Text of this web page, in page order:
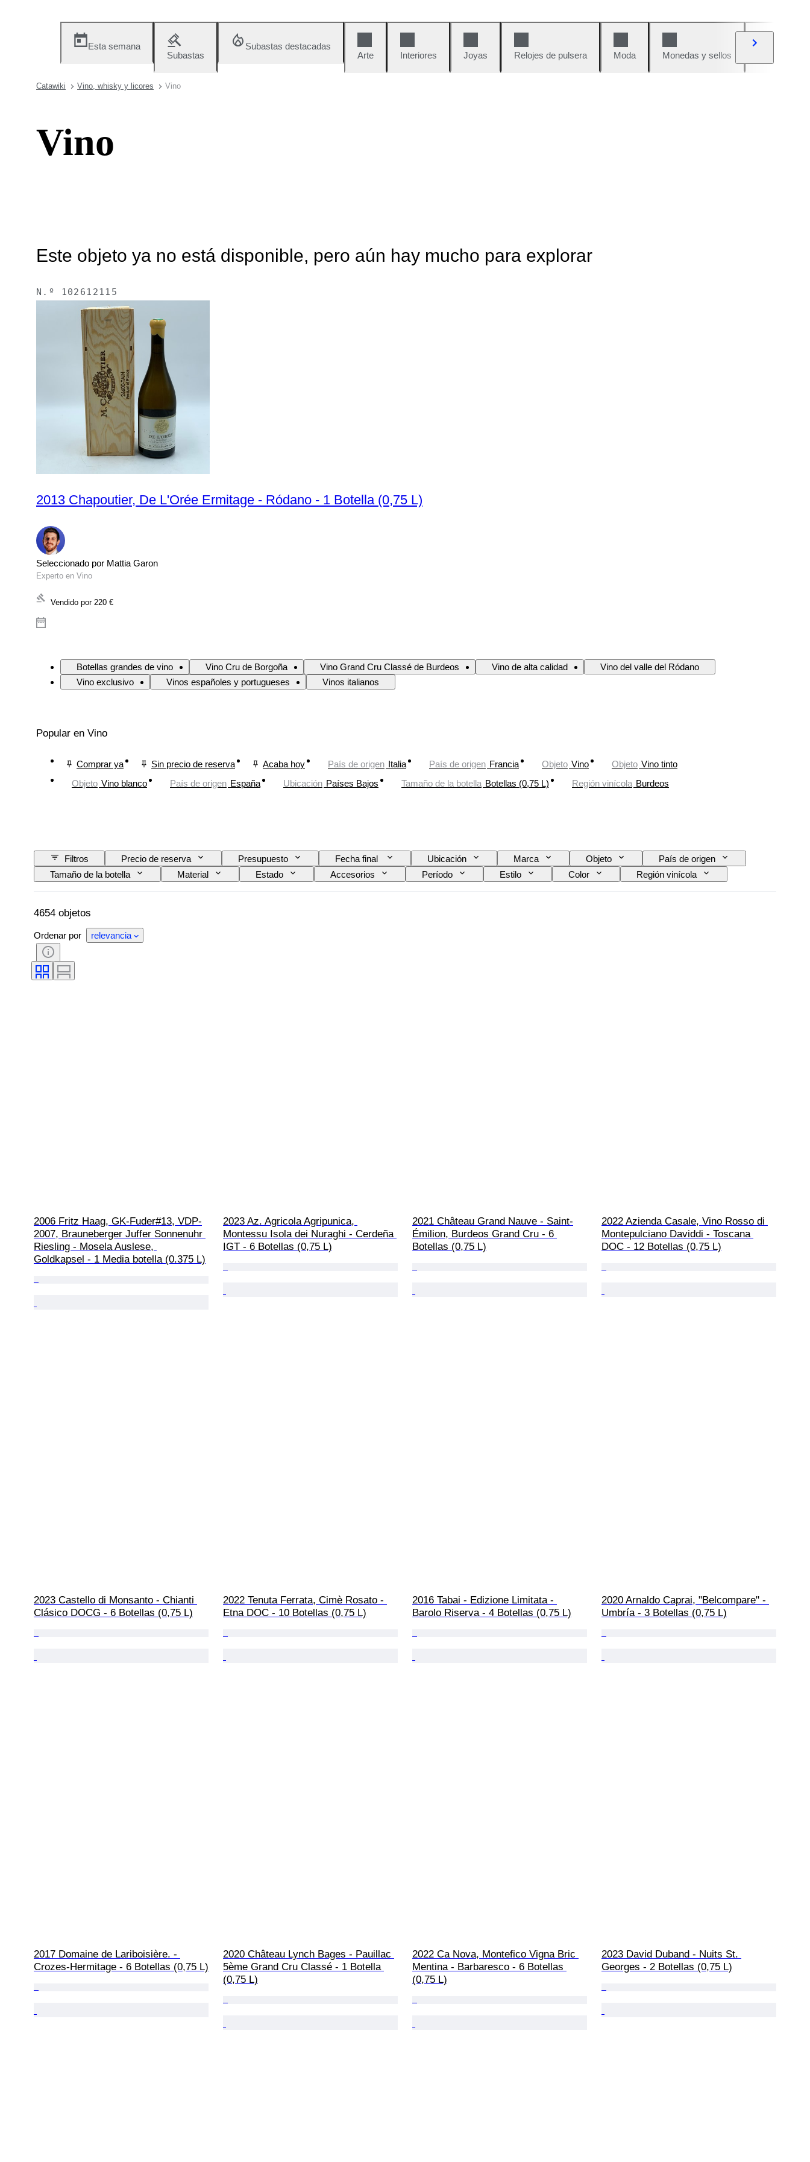
Esta semana
Subastas
Subastas destacadas
Arte
Interiores Joyas Relojes de pulsera Moda Monedas y sellos
Catawiki Vino, whisky y licores Vino
Vino
Este objeto ya no está disponible, pero aún hay mucho para explorar
N.º 102612115
2013 Chapoutier, De L'Orée Ermitage - Ródano - 1 Botella (0,75 L)
Seleccionado por Mattia Garon
Experto en Vino
Vendido por 220 €
Botellas grandes de vino Vino Cru de Borgoña Vino Grand Cru Classé de Burdeos Vino de alta calidad
Vino del valle del Ródano
Vino exclusivo
Vinos españoles y portugueses Vinos italianos
Popular en Vino
Comprar ya Sin precio de reserva Acaba hoy País de origen Italia País de origen Francia Objeto Vino Objeto Vino tinto
Objeto Vino blanco País de origen España Ubicación Países Bajos Tamaño de la botella Botellas (0,75 L) Región vinícola Burdeos
Filtros Precio de reserva Presupuesto Fecha final Ubicación Marca Objeto
País de origen
Tamaño de la botella
Material Estado Accesorios Período Estilo Color
Región vinícola
Denominación de origen del vino / clasificación
Nivel de llenado de vino Calificación del vino Variedades de uva Era
4654 objetos
Ordenar por relevancia
2006 Fritz Haag, GK-Fuder#13, VDP-
2007, Brauneberger Juffer Sonnenuhr
Riesling - Mosela Auslese,
Goldkapsel - 1 Media botella (0.375 L)
2023 Az. Agricola Agripunica,
Montessu Isola dei Nuraghi - Cerdeña
IGT - 6 Botellas (0,75 L)
2021 Château Grand Nauve - Saint-
Émilion, Burdeos Grand Cru - 6
Botellas (0,75 L)
2022 Azienda Casale, Vino Rosso di
Montepulciano Daviddi - Toscana
DOC - 12 Botellas (0,75 L)
2023 Castello di Monsanto - Chianti
Clásico DOCG - 6 Botellas (0,75 L)
2022 Tenuta Ferrata, Cimè Rosato -
Etna DOC - 10 Botellas (0,75 L)
2016 Tabai - Edizione Limitata -
Barolo Riserva - 4 Botellas (0,75 L)
2020 Arnaldo Caprai, "Belcompare" -
Umbría - 3 Botellas (0,75 L)
2017 Domaine de Lariboisière. -
Crozes-Hermitage - 6 Botellas (0,75 L)
2020 Château Lynch Bages - Pauillac
5ème Grand Cru Classé - 1 Botella
(0,75 L)
2022 Ca Nova, Montefico Vigna Bric
Mentina - Barbaresco - 6 Botellas
(0,75 L)
2023 David Duband - Nuits St.
Georges - 2 Botellas (0,75 L)